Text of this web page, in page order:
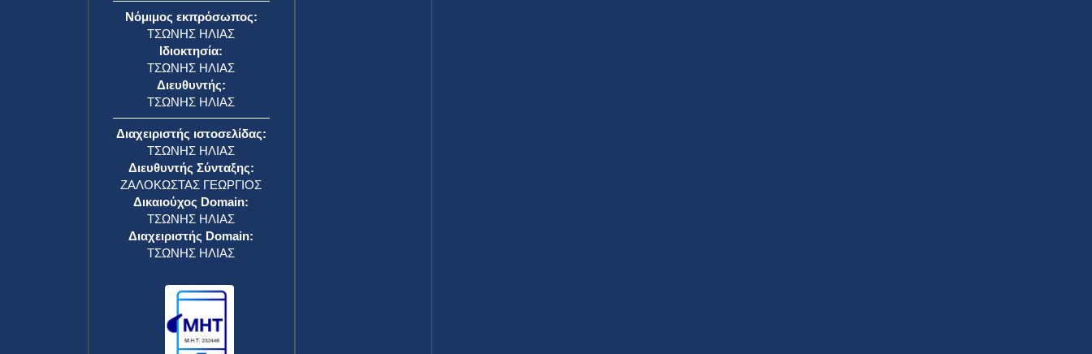
Νόμιμος εκπρόσωπος:
ΤΣΩΝΗΣ ΗΛΙΑΣ
Ιδιοκτησία:
ΤΣΩΝΗΣ ΗΛΙΑΣ
Διευθυντής:
ΤΣΩΝΗΣ ΗΛΙΑΣ
Διαχειριστής ιστοσελίδας:
ΤΣΩΝΗΣ ΗΛΙΑΣ
Διευθυντής Σύνταξης:
ΖΑΛΟΚΩΣΤΑΣ ΓΕΩΡΓΙΟΣ
Δικαιούχος Domain:
ΤΣΩΝΗΣ ΗΛΙΑΣ
Διαχειριστής Domain:
ΤΣΩΝΗΣ ΗΛΙΑΣ